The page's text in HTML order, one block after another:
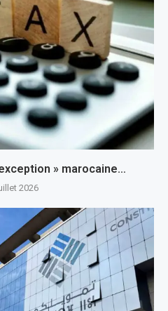
» marocaine…
2026